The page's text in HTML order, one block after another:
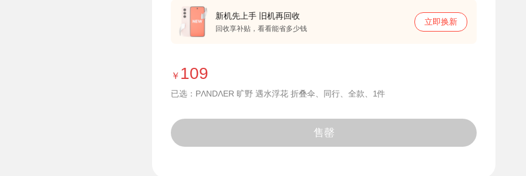
新机先上手 旧机再回收
回收享补贴，看看能省多少钱
立即换新
已选：PΛNDΛER 旷野 遇水浮花 折叠伞、同行、全款、1件
￥ 109
售罄